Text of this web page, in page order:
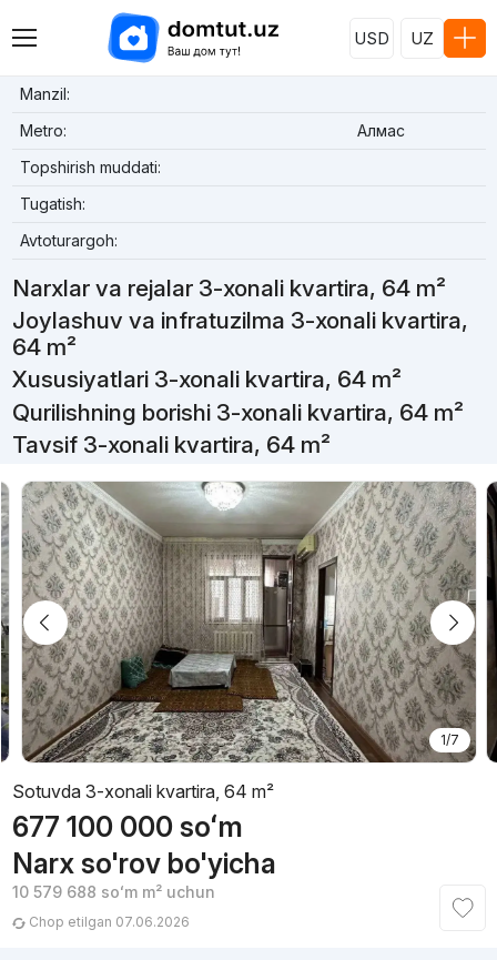
USD UZ
Manzil:
Metro:
Алмас
Topshirish muddati:
Tugatish:
Avtoturargoh:
Narxlar va rejalar 3-xonali kvartira, 64 m²
Joylashuv va infratuzilma 3-xonali kvartira,
64 m²
Xususiyatlari 3-xonali kvartira, 64 m²
Qurilishning borishi 3-xonali kvartira, 64 m²
Tavsif 3-xonali kvartira, 64 m²
1/7
Sotuvda 3-xonali kvartira, 64 m²
677 100 000 soʻm
Narx so'rov bo'yicha
10 579 688 soʻmm² uchun
Chop etilgan 07.06.2026